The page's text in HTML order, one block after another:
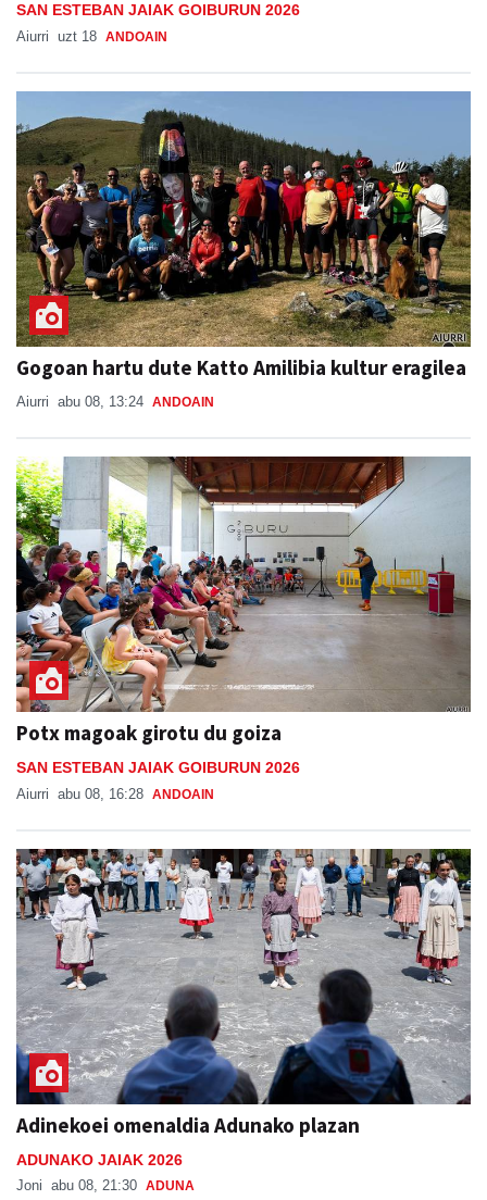
SAN ESTEBAN JAIAK GOIBURUN 2026
Aiurri uzt 18 ANDOAIN
Gogoan hartu dute Katto Amilibia kultur eragilea
Aiurri abu 08, 13:24 ANDOAIN
Potx magoak girotu du goiza
SAN ESTEBAN JAIAK GOIBURUN 2026
Aiurri abu 08, 16:28 ANDOAIN
Adinekoei omenaldia Adunako plazan
ADUNAKO JAIAK 2026
Joni abu 08, 21:30 ADUNA